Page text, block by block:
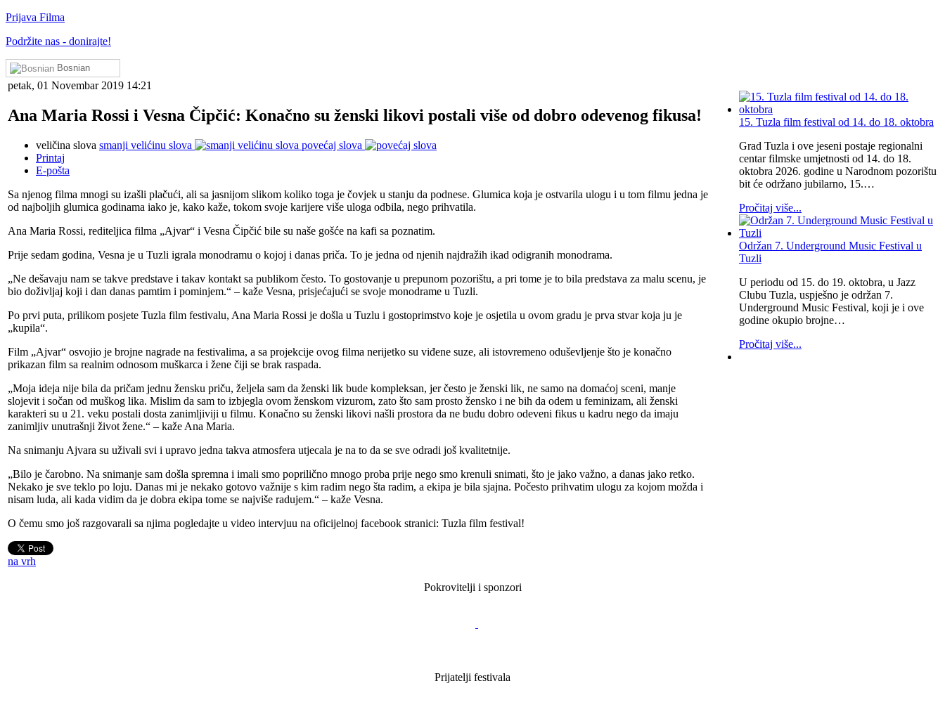
Prijava Filma
Podržite nas - donirajte!
Bosnian
petak, 01 Novembar 2019 14:21
Ana Maria Rossi i Vesna Čipčić: Konačno su ženski likovi postali više od dobro odevenog fikusa!
veličina slova smanji velićinu slova
povećaj slova
Printaj
E-pošta
Sa njenog filma mnogi su izašli plačući, ali sa jasnijom slikom koliko toga je čovjek u stanju da podnese. Glumica koja je ostvarila ulogu i u tom filmu jedna je
od najboljih glumica godinama iako je, kako kaže, tokom svoje karijere više uloga odbila, nego prihvatila.
Ana Maria Rossi, rediteljica filma „Ajvar“ i Vesna Čipčić bile su naše gošće na kafi sa poznatim.
Prije sedam godina, Vesna je u Tuzli igrala monodramu o kojoj i danas priča. To je jedna od njenih najdražih ikad odigranih monodrama.
„Ne dešavaju nam se takve predstave i takav kontakt sa publikom često. To gostovanje u prepunom pozorištu, a pri tome je to bila predstava za malu scenu, je
bio doživljaj koji i dan danas pamtim i pominjem.“ – kaže Vesna, prisjećajući se svoje monodrame u Tuzli.
Po prvi puta, prilikom posjete Tuzla film festivalu, Ana Maria Rossi je došla u Tuzlu i gostoprimstvo koje je osjetila u ovom gradu je prva stvar koja ju je
„kupila“.
Film „Ajvar“ osvojio je brojne nagrade na festivalima, a sa projekcije ovog filma nerijetko su viđene suze, ali istovremeno oduševljenje što je konačno
prikazan film sa realnim odnosom muškarca i žene čiji se brak raspada.
„Moja ideja nije bila da pričam jednu žensku priču, željela sam da ženski lik bude kompleksan, jer često je ženski lik, ne samo na domaćoj sceni, manje
slojevit i sočan od muškog lika. Mislim da sam to izbjegla ovom ženskom vizurom, zato što sam prosto žensko i ne bih da odem u feminizam, ali ženski
karakteri su u 21. veku postali dosta zanimljiviji u filmu. Konačno su ženski likovi našli prostora da ne budu dobro odeveni fikus u kadru nego da imaju
zanimljiv unutrašnji život žene.“ – kaže Ana Maria.
Na snimanju Ajvara su uživali svi i upravo jedna takva atmosfera utjecala je na to da se sve odradi još kvalitetnije.
„Bilo je čarobno. Na snimanje sam došla spremna i imali smo poprilično mnogo proba prije nego smo krenuli snimati, što je jako važno, a danas jako retko.
Nekako je sve teklo po loju. Danas mi je nekako gotovo važnije s kim radim nego šta radim, a ekipa je bila sjajna. Počesto prihvatim ulogu za kojom možda i
nisam luda, ali kada vidim da je dobra ekipa tome se najviše radujem.“ – kaže Vesna.
O čemu smo još razgovarali sa njima pogledajte u video intervjuu na oficijelnoj facebook stranici: Tuzla film festival!
na vrh
15. Tuzla film festival od 14. do 18. oktobra
Grad Tuzla i ove jeseni postaje regionalni
centar filmske umjetnosti od 14. do 18.
oktobra 2026. godine u Narodnom pozorištu
bit će održano jubilarno, 15.…
Pročitaj više...
Održan 7. Underground Music Festival u
Tuzli
U periodu od 15. do 19. oktobra, u Jazz
Clubu Tuzla, uspješno je održan 7.
Underground Music Festival, koji je i ove
godine okupio brojne…
Pročitaj više...
Pokrovitelji i sponzori
Prijatelji festivala